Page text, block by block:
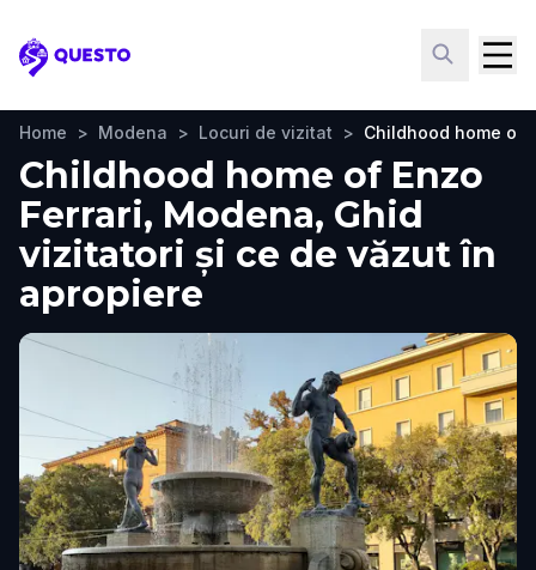
Questo
Home > Modena > Locuri de vizitat > Childhood home of
Childhood home of Enzo
Ferrari, Modena, Ghid
vizitatori și ce de văzut în
apropiere